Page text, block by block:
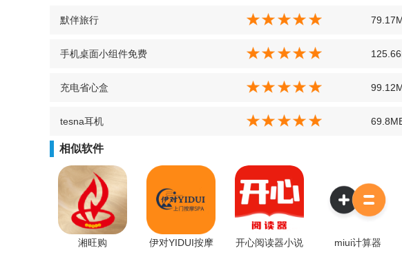
默伴旅行
手机桌面小组件免费
充电省心盒
tesna耳机
相似软件
湘旺购 伊对YIDUI按摩 开心阅读器小说 miui计算器